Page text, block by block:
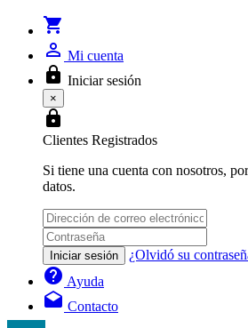
shopping_cart
person_outline Mi cuenta
lock Iniciar sesión
×
lock
Clientes Registrados
Si tiene una cuenta con nosotros,
datos.
Iniciar sesión ¿Olvidó su
help Ayuda
drafts Contacto